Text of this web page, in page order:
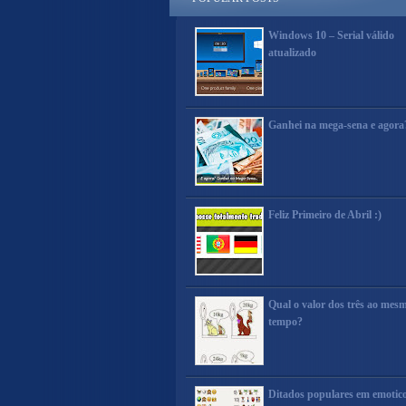
Windows 10 – Serial válido
atualizado
Ganhei na mega-sena e
Feliz Primeiro de Abril :)
Qual o valor dos três ao
tempo?
Ditados populares em